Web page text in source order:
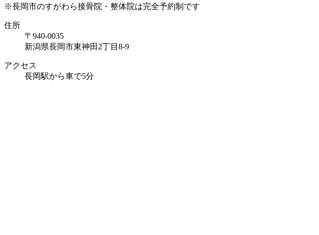
※長岡市のすがわら接骨院・整体院は完全予約制です
住所
〒940-0035
新潟県長岡市東神田2丁目8-9
アクセス
長岡駅から車で5分